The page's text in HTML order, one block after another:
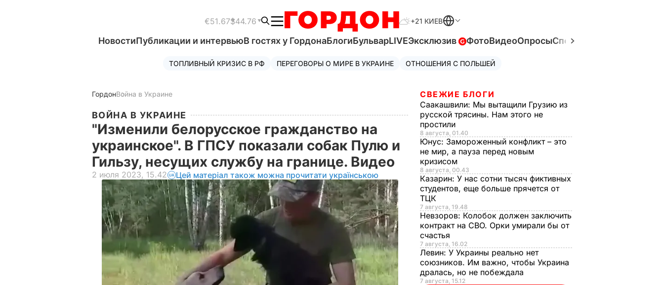
€51.67$44.76 +21 КИЕВ
НовостиПубликации и интервьюВ гостях у ГордонаБлогиБульварLIVEЭксклюзив ФотоВидеоОпросыСпецпроекты
ТОПЛИВНЫЙ КРИЗИС В РФ ПЕРЕГОВОРЫ О МИРЕ В УКРАИНЕ ОТНОШЕНИЯ С ПОЛЬШЕЙ
ГордонВойна в Украине
ВОЙНА В УКРАИНЕ
"Изменили белорусское гражданство на
украинское". В ГПСУ показали собак Пулю и
Гильзу, несущих службу на границе. Видео
2 июля 2023, 15.42 Цей матеріал також можна прочитати українською
СВЕЖИЕ БЛОГИ
Саакашвили: Мы вытащили Грузию из
русской трясины. Нам этого не
простили
8 августа, 01.40
Юнус: Замороженный конфликт – это
не мир, а пауза перед новым
кризисом
8 августа, 00.43
Казарин: У нас сотни тысяч фиктивных
студентов, еще больше прячется от
ТЦК
7 августа, 19.48
Невзоров: Колобок должен заключить
контракт на СВО. Орки умирали бы от
счастья
7 августа, 16.02
Левин: У Украины реально нет
союзников. Им важно, чтобы Украина
дралась, но не побеждала
7 августа, 15.12